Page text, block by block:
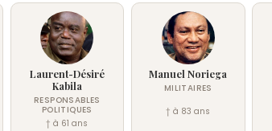
Laurent-Désiré
Kabila
RESPONSABLES
POLITIQUES
† à 61 ans
Manuel Noriega
MILITAIRES
† à 83 ans